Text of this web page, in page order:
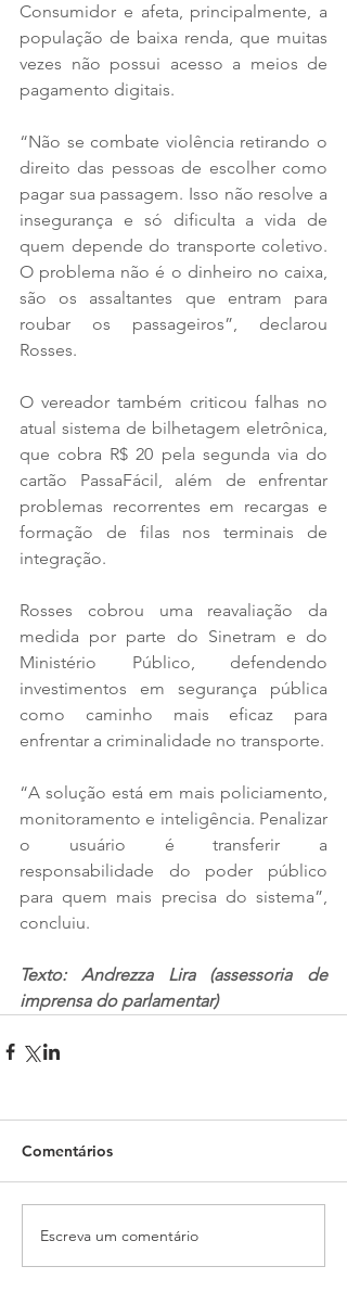
Consumidor e afeta, principalmente, a
população de baixa renda, que muitas
vezes não possui acesso a meios de
pagamento digitais.
“Não se combate violência retirando o
direito das pessoas de escolher como
pagar sua passagem. Isso não resolve a
insegurança e só dificulta a vida de
quem depende do transporte coletivo.
O problema não é o dinheiro no caixa,
são os assaltantes que entram para
roubar os passageiros”, declarou
Rosses.
O vereador também criticou falhas no
atual sistema de bilhetagem eletrônica,
que cobra R$ 20 pela segunda via do
cartão PassaFácil, além de enfrentar
problemas recorrentes em recargas e
formação de filas nos terminais de
integração.
Rosses cobrou uma reavaliação da
medida por parte do Sinetram e do
Ministério Público, defendendo
investimentos em segurança pública
como caminho mais eficaz para
enfrentar a criminalidade no transporte.
“A solução está em mais policiamento,
monitoramento e inteligência. Penalizar
o usuário é transferir a
responsabilidade do poder público
para quem mais precisa do sistema”,
concluiu.
Texto: Andrezza Lira (assessoria de
imprensa do parlamentar)
Comentários
Escreva um comentário